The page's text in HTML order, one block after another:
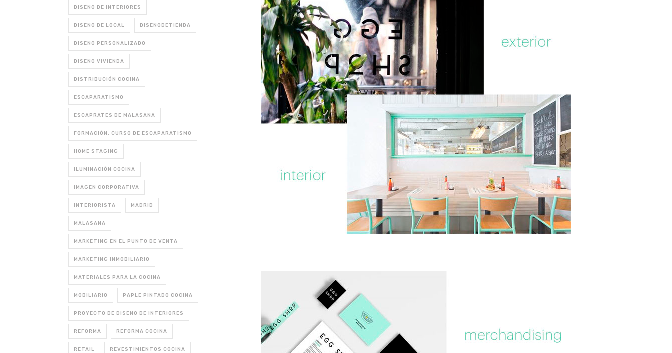
DISEÑO DE INTERIORES
DISEÑO DE LOCAL DISEÑODETIENDA
DISEÑO PERSONALIZADO
DISEÑO VIVIENDA
DISTRIBUCIÓN COCINA
ESCAPARATISMO
ESCAPRATES DE MALASAÑA
FORMACIÓN; CURSO DE ESCAPARATISMO
HOME STAGING
ILUMINACIÓN COCINA
IMAGEN CORPORATIVA
INTERIORISTA MADRID
MALASAÑA
MARKETING EN EL PUNTO DE VENTA
MARKETING INMOBILIARIO
MATERIALES PARA LA COCINA
MOBILIARIO PAPLE PINTADO COCINA
PROYECTO DE DISEÑO DE INTERIORES
REFORMA REFORMA COCINA
RETAIL REVESTIMIENTOS COCINA